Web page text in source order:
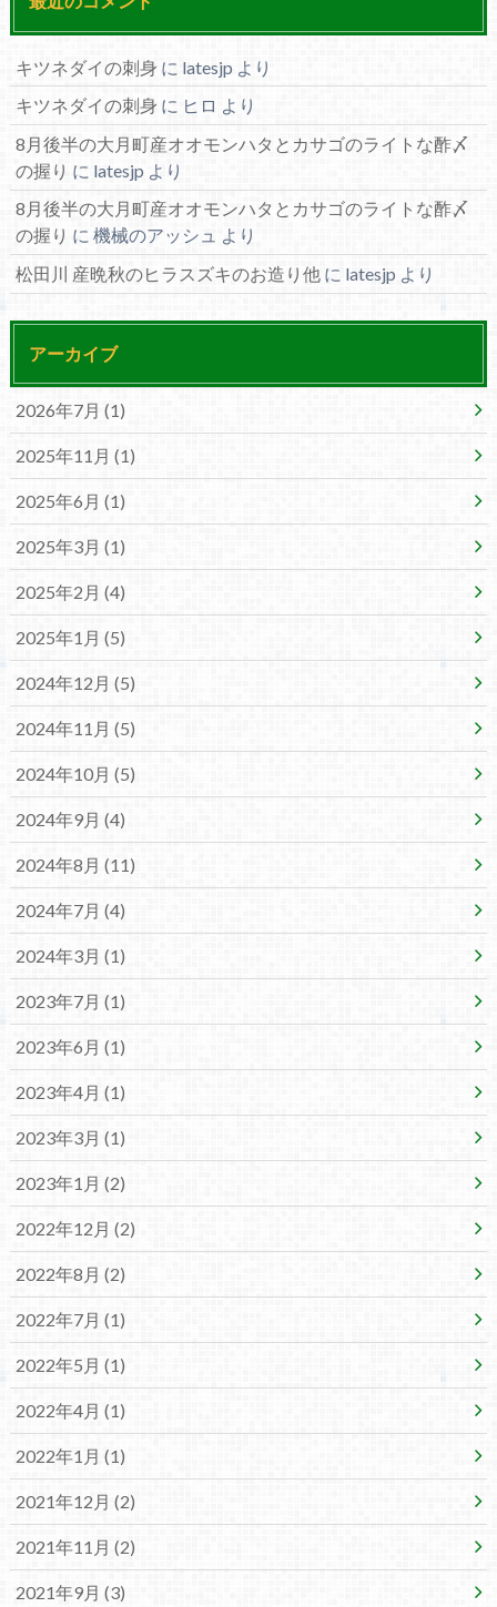
キツネダイの刺身 に latesjpより
キツネダイの刺身 に ヒロ より
8月後半の大月町産オオモンハタとカサゴのライトな酢〆
の握り に latesjp より
8月後半の大月町産オオモンハタとカサゴのライトな酢〆
の握り に 機械のアッシュ より
松田川 産晩秋のヒラスズキのお造り他に latesjp より
アーカイブ
2026年7月 (1)
2025年11月 (1)
2025年6月 (1)
2025年3月 (1)
2025年2月 (4)
2025年1月 (5)
2024年12月 (5)
2024年11月 (5)
2024年10月 (5)
2024年9月 (4)
2024年8月 (11)
2024年7月 (4)
2024年3月 (1)
2023年7月 (1)
2023年6月 (1)
2023年4月 (1)
2023年3月 (1)
2023年1月 (2)
2022年12月 (2)
2022年8月 (2)
2022年7月 (1)
2022年5月 (1)
2022年4月 (1)
2022年1月 (1)
2021年12月 (2)
2021年11月 (2)
2021年9月 (3)